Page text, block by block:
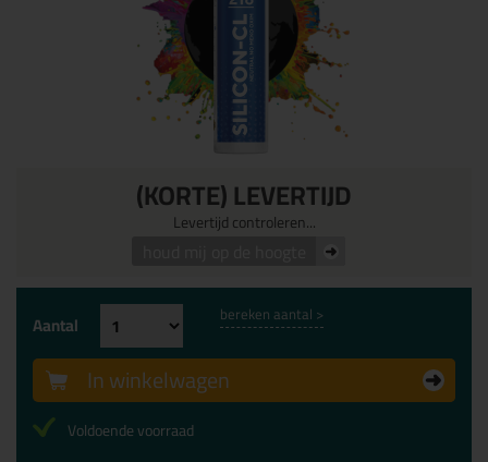
(KORTE) LEVERTIJD
Levertijd controleren...
Aantal bereken aantal >
In winkelwagen
Voldoende voorraad